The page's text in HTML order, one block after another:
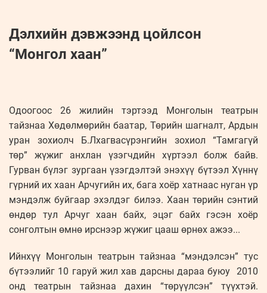
Дэлхийн дэвжээнд цойлсон
“Монгол хаан”
Одоогоос 26 жилийн тэртээд Монголын театрын
тайзнаа Хөдөлмөрийн баатар, Төрийн шагналт, Ардын
уран зохиолч Б.Лхагвасүрэнгийн зохиол “Тамгагүй
төр” жүжиг анхлан үзэгчдийн хүртээл болж байв.
Гурван бүлэг зургаан үзэгдэлтэй энэхүү бүтээл Хүннү
гүрний их хаан Арчугийн их, бага хоёр хатнаас нуган үр
мэндэлж буйгаар эхэлдэг билээ. Хаан төрийн сэнтий
өндөр тул Арчуг хаан байх, эцэг байх гэсэн хоёр
сонголтын өмнө ирснээр жүжиг цааш өрнөх ажээ...
Ийнхүү Монголын театрын тайзнаа “мэндэлсэн” тус
бүтээлийг 10 гаруй жил хав дарсны дараа буюу 2010
онд театрын тайзнаа дахин “төрүүлсэн” түүхтэй.